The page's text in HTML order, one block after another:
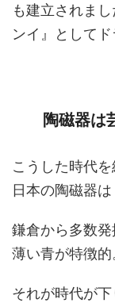
も建立されま
ンイ』としてド
陶磁器は
こうした時代
日本の陶磁器は
鎌倉から多数
薄い青が特徴的
それが時代が